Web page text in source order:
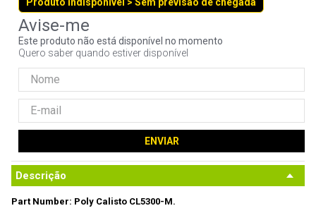
Este produto não está disponível no momento
Quero saber quando estiver disponível
ENVIAR
Descrição
Part Number: Poly Calisto CL5300-M.
9º
controle
10º hd